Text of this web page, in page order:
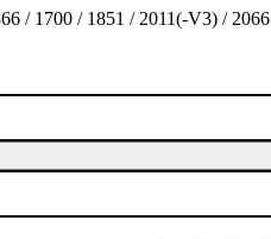
/ 1700 / 1851 / 2011(-V3) / 2066